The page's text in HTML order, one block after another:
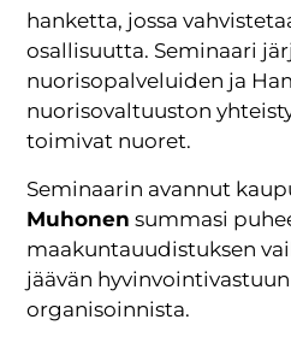
hanketta, jossa
osallisuutta. Seminaari
nuorisopalveluiden ja
nuorisovaltuuston
toimivat nuoret.
Seminaarin avannut
Muhonen summasi
maakuntauudistuksen
jäävän
organisoinnista.